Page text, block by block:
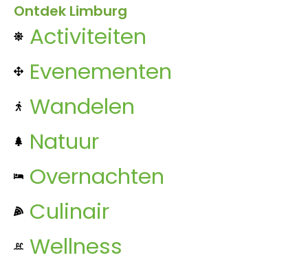
Ontdek Limburg
Activiteiten
Evenementen
Wandelen
Natuur
Overnachten
Culinair
Wellness